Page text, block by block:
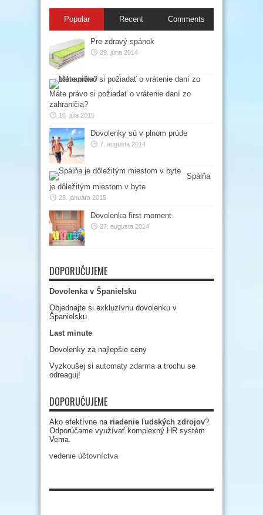
Popular Recent Comments
Pre zdravý spánok
29. júna 2014
Máte právo si požiadať o vrátenie daní zo
zahraničia?
16. júla 2015
Dovolenky sú v plnom prúde
7. augusta 2014
Spálňa
je dôležitým miestom v byte
28. januára 2015
Dovolenka first moment
27. augusta 2014
DOPORUČUJEME
Dovolenka v Španielsku
Objednajte si exkluzívnu dovolenku v
Španielsku
Last minute
Dovolenky za najlepšie ceny
Vyzkoušej si automaty zdarma a trochu se
odreaguj!
DOPORUČUJEME
Ako efektívne na riadenie ľudských zdrojov?
Odporúčame využívať komplexný HR systém
Vema.
vedenie účtovníctva